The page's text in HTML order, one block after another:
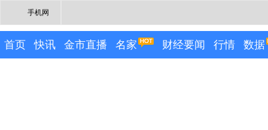
手机网
首页 快讯 金市直播 名家 财经要闻 行情 数据